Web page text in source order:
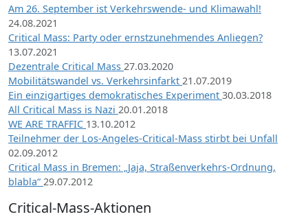
Am 26. September ist Verkehrswende- und Klimawahl!
24.08.2021
Critical Mass: Party oder ernstzunehmendes Anliegen?
13.07.2021
Dezentrale Critical Mass 27.03.2020
Mobilitätswandel vs. Verkehrsinfarkt 21.07.2019
Ein einzigartiges demokratisches Experiment 30.03.2018
All Critical Mass is Nazi 20.01.2018
WE ARE TRAFFIC 13.10.2012
Teilnehmer der Los-Angeles-Critical-Mass stirbt bei Unfall
02.09.2012
Critical Mass in Bremen: „Jaja, Straßenverkehrs-Ordnung,
blabla“ 29.07.2012
Critical-Mass-Aktionen